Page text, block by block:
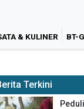
& KULINER BT-
Terkini